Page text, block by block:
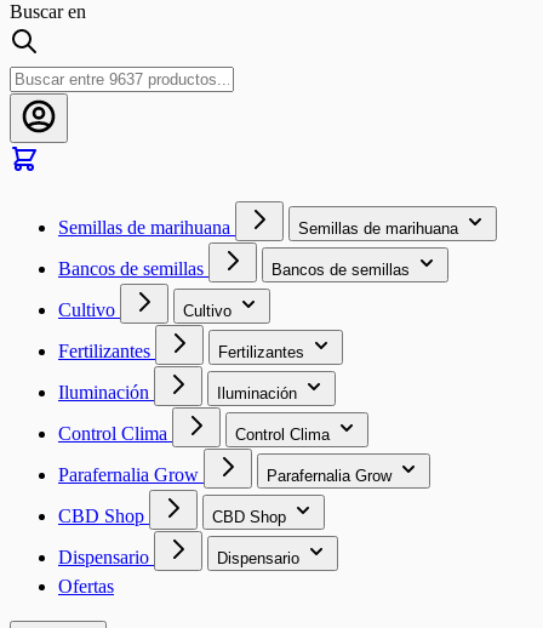
Buscar en
Semillas de marihuana Semillas de marihuana
Bancos de semillas Bancos de semillas
Cultivo Cultivo
Fertilizantes Fertilizantes
Iluminación Iluminación
Control Clima Control Clima
Parafernalia Grow Parafernalia Grow
CBD Shop CBD Shop
Dispensario Dispensario
Ofertas